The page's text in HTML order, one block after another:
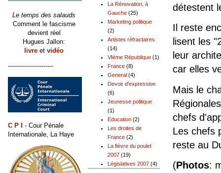
détestent
Il reste
lisent les
leur
car elles
Mais le
chefs
Les chefs
reste au
(Photos:
La Rénovation, à
Gauche (25)
Marketing politique
(2)
Artistes réfractaires
(14)
VIème République (1)
France (8)
General (4)
Devoir d'expression
(6)
Jeunesse politique
(1)
Education (2)
Les droites de
France (2)
La fièvre du poulet
2007 (19)
Législatives 2007 (4)
Le temps des salauds
Comment le fascisme
devient réel
Hugues Jallon:
livre et vidéo
-----------------------
C P I
- Cour Pénale
Internationale, La Haye